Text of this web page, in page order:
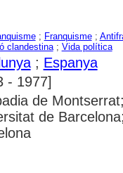
; Franquisme;
clandestina; Vida política
; Espanya
- 1977]
de
de